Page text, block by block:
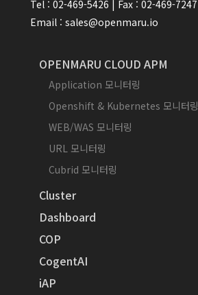
Tel : 02-469-5426 | Fax : 02-469-7247
Email : sales@openmaru.io
OPENMARU CLOUD APM
Application 모니터링
Openshift & Kubernetes 모니터링
WEB/WAS 모니터링
URL 모니터링
Cubrid 모니터링
Cluster
Dashboard
COP
CogentAI
iAP